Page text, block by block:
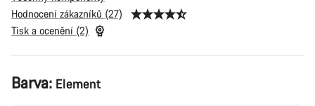
Hodnocení zákazníků (27)
Tisk a ocenění (2)
Konfigurace
produktu
Barva: Element